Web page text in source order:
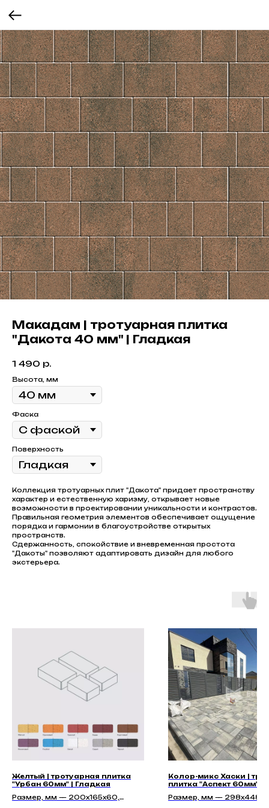
Макадам | тротуарная плитка
"Дакота 40 мм" | Гладкая
1 490 р.
Высота, мм
Фаска
Поверхность
Коллекция тротуарных плит "Дакота" придает пространству
характер и естественную харизму, открывает новые
возможности в проектировании уникальности и контрастов.
Правильная геометрия элементов обеспечивает ощущение
порядка и гармонии в благоустройстве открытых
пространств.
Сдержанность, спокойствие и вневременная простота
"Дакоты" позволяют адаптировать дизайн для любого
экстерьера.
Желтый | тротуарная плитка
"Урбан 60мм" | Гладкая
Размер, мм — 200х165х60,
Колор-микс Хаски |
плитка "Аспект 60мм" |
Размер, мм —